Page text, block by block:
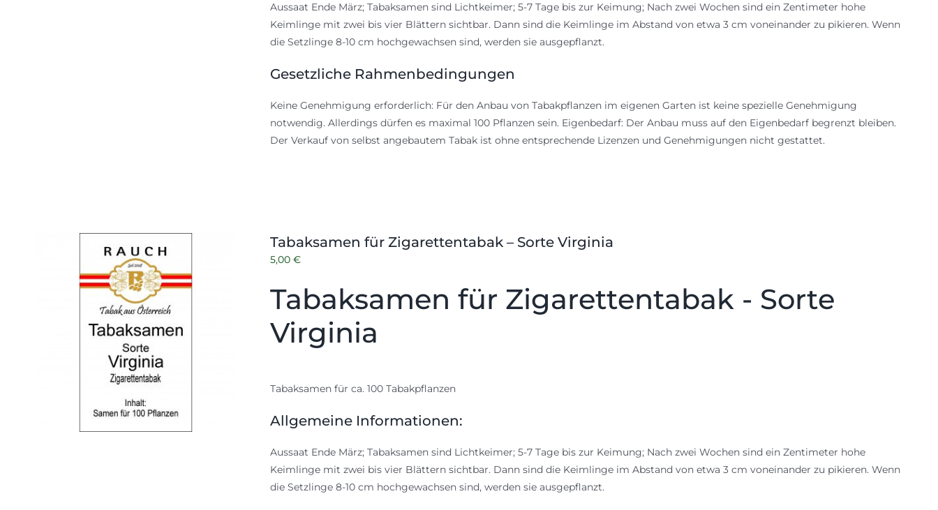
Aussaat Ende März; Tabaksamen sind Lichtkeimer; 5-7 Tage bis zur Keimung; Nach zwei Wochen sind ein Zentimeter hohe
Keimlinge mit zwei bis vier Blättern sichtbar. Dann sind die Keimlinge im Abstand von etwa 3 cm voneinander zu pikieren. Wenn
die Setzlinge 8-10 cm hochgewachsen sind, werden sie ausgepflanzt.
Gesetzliche Rahmenbedingungen
Keine Genehmigung erforderlich: Für den Anbau von Tabakpflanzen im eigenen Garten ist keine spezielle Genehmigung
notwendig. Allerdings dürfen es maximal 100 Pflanzen sein. Eigenbedarf: Der Anbau muss auf den Eigenbedarf begrenzt bleiben.
Der Verkauf von selbst angebautem Tabak ist ohne entsprechende Lizenzen und Genehmigungen nicht gestattet.
Tabaksamen für Zigarettentabak – Sorte Virginia
5,00 €
Tabaksamen für Zigarettentabak - Sorte
Virginia
Tabaksamen für ca. 100 Tabakpflanzen
Allgemeine Informationen:
Aussaat Ende März; Tabaksamen sind Lichtkeimer; 5-7 Tage bis zur Keimung; Nach zwei Wochen sind ein Zentimeter hohe
Keimlinge mit zwei bis vier Blättern sichtbar. Dann sind die Keimlinge im Abstand von etwa 3 cm voneinander zu pikieren. Wenn
die Setzlinge 8-10 cm hochgewachsen sind, werden sie ausgepflanzt.